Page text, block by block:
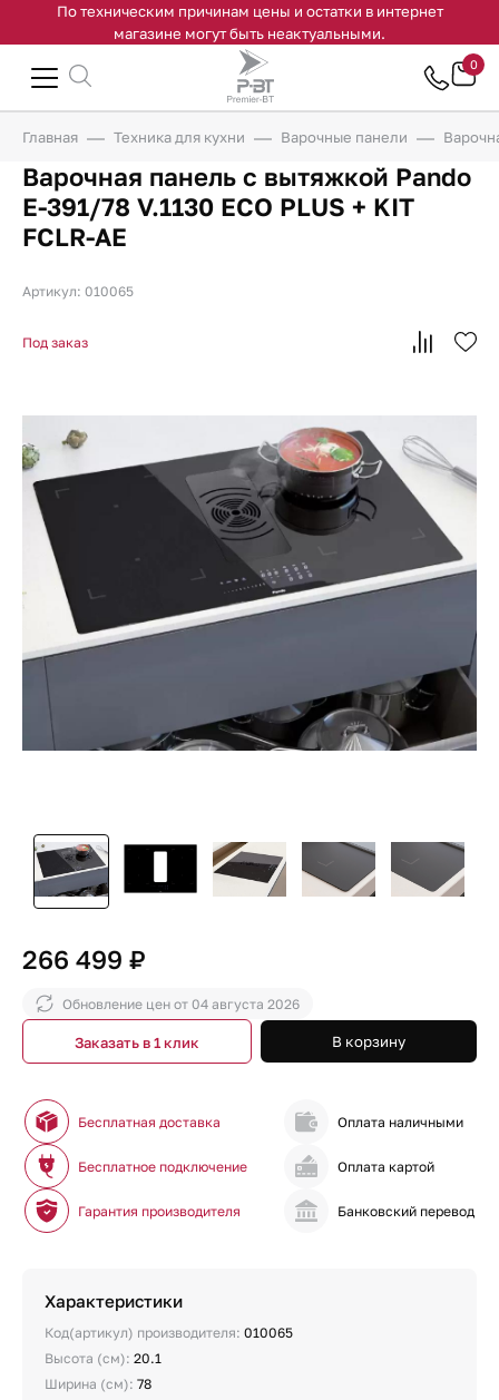
По техническим причинам цены и остатки в интернет
магазине могут быть неактуальными.
0
Главная Техника для кухни Варочные панели
Варочная панель с вытяжкой Pando
E-391/78 V.1130 ECO PLUS + KIT
FCLR-AE
Артикул: 010065
Под заказ
266 499 ₽
Обновление цен от 04 августа 2026
В корзину
Заказать в 1 клик
Бесплатная доставка
Бесплатное подключение
Гарантия производителя
Оплата наличными
Оплата картой
Банковский перевод
Характеристики
Код(артикул) производителя: 010065
Высота (см): 20.1
Ширина (см): 78